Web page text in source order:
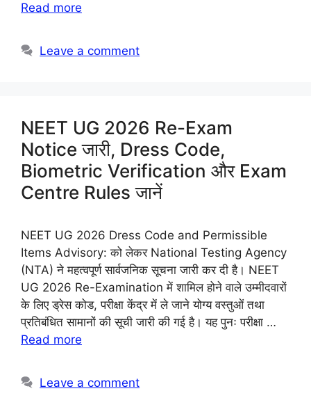
Read more
Leave a comment
NEET UG 2026 Re-Exam
Notice जारी, Dress Code,
Biometric Verification और Exam
Centre Rules जानें
NEET UG 2026 Dress Code and Permissible
Items Advisory: को लेकर National Testing Agency
(NTA) ने महत्वपूर्ण सार्वजनिक सूचना जारी कर दी है। NEET
UG 2026 Re-Examination में शामिल होने वाले उम्मीदवारों
के लिए ड्रेस कोड, परीक्षा केंद्र में ले जाने योग्य वस्तुओं तथा
प्रतिबंधित सामानों की सूची जारी की गई है। यह पुनः परीक्षा …
Read more
Leave a comment